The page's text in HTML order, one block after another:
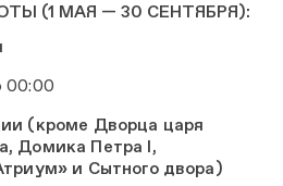
(1 МАЯ — 30 СЕНТЯБРЯ):
00:00
(кроме Дворца царя
Домика Петра I,
и Сытного двора)